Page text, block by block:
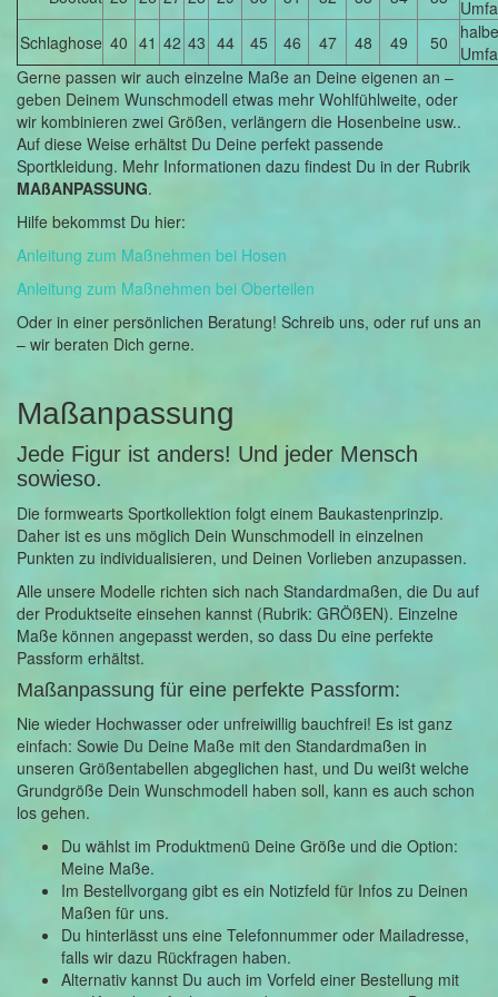
Schlaghose 40 41 42 43 44 45 46 47 48 49 50
Gerne passen wir auch einzelne Maße an Deine eigenen an –
geben Deinem Wunschmodell etwas mehr Wohlfühlweite, oder
wir kombinieren zwei Größen, verlängern die Hosenbeine usw..
Auf diese Weise erhältst Du Deine perfekt passende
Sportkleidung. Mehr Informationen dazu findest Du in der Rubrik
MAßANPASSUNG.
Hilfe bekommst Du hier:
Anleitung zum Maßnehmen bei Hosen
Anleitung zum Maßnehmen bei Oberteilen
Oder in einer persönlichen Beratung! Schreib uns, oder ruf uns an
– wir beraten Dich gerne.
Maßanpassung
Jede Figur ist anders! Und jeder Mensch
sowieso.
Die formwearts Sportkollektion folgt einem Baukastenprinzip.
Daher ist es uns möglich Dein Wunschmodell in einzelnen
Punkten zu individualisieren, und Deinen Vorlieben anzupassen.
Alle unsere Modelle richten sich nach Standardmaßen, die Du auf
der Produktseite einsehen kannst (Rubrik: GRÖßEN). Einzelne
Maße können angepasst werden, so dass Du eine perfekte
Passform erhältst.
Maßanpassung für eine perfekte Passform:
Nie wieder Hochwasser oder unfreiwillig bauchfrei! Es ist ganz
einfach: Sowie Du Deine Maße mit den Standardmaßen in
unseren Größentabellen abgeglichen hast, und Du weißt welche
Grundgröße Dein Wunschmodell haben soll, kann es auch schon
los gehen.
Du wählst im Produktmenü Deine Größe und die Option:
Meine Maße.
Im Bestellvorgang gibt es ein Notizfeld für Infos zu Deinen
Maßen für uns.
Du hinterlässt uns eine Telefonnummer oder Mailadresse,
falls wir dazu Rückfragen haben.
Alternativ kannst Du auch im Vorfeld einer Bestellung mit